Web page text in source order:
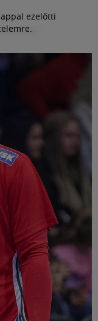
ezelőtti